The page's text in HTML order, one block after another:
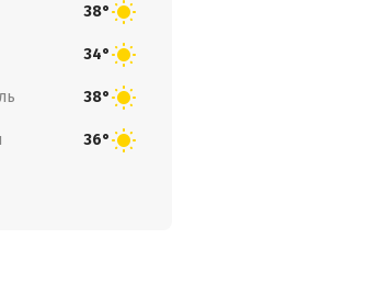
38°
34°
38°
36°